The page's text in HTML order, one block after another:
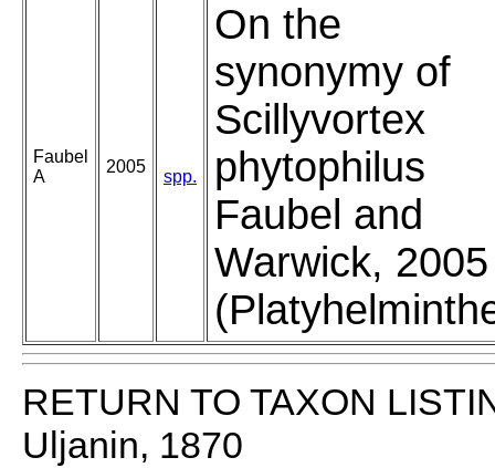
Faubel
A
2005
spp.
On the
synonymy of
Scillyvortex
phytophilus
Faubel and
Warwick, 2005
RETURN TO TAXON
Uljanin, 1870